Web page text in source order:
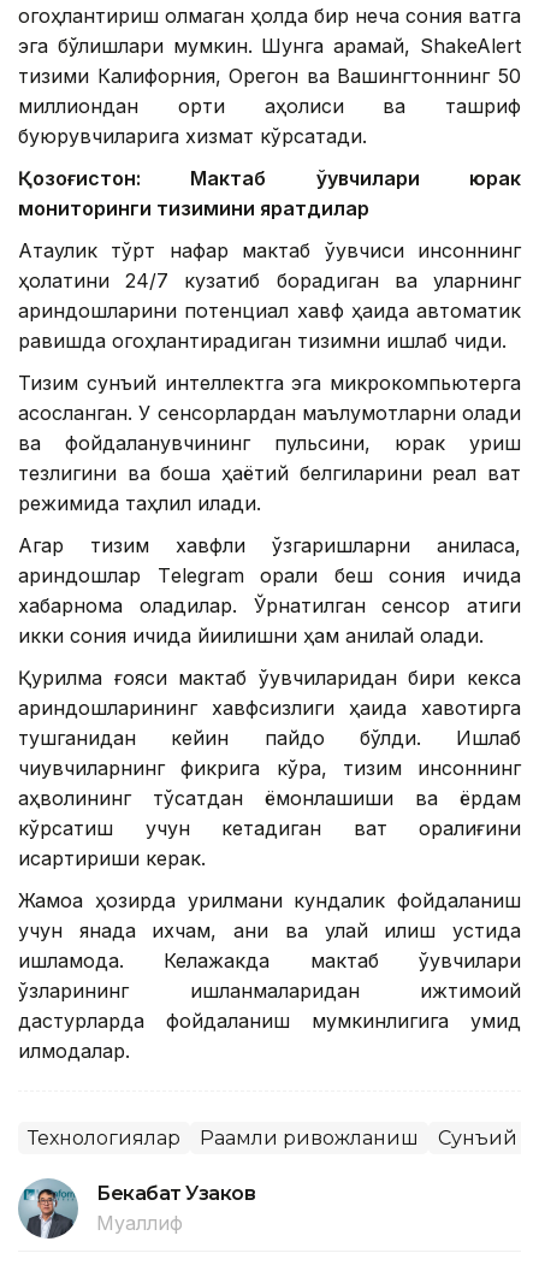
огоҳлантириш олмаган ҳолда бир неча сония вақтга
эга бўлишлари мумкин. Шунга қарамай, ShakeAlert
тизими Калифорния, Орегон ва Вашингтоннинг 50
миллиондан ортиқ аҳолиси ва ташриф
буюрувчиларига хизмат кўрсатади.
Қозоғистон: Мактаб ўқувчилари юрак
мониторинги тизимини яратдилар
Ақтаулик тўрт нафар мактаб ўқувчиси инсоннинг
ҳолатини 24/7 кузатиб борадиган ва уларнинг
қариндошларини потенциал хавф ҳақида автоматик
равишда огоҳлантирадиган тизимни ишлаб чиқди.
Тизим сунъий интеллектга эга микрокомпьютерга
асосланган. У сенсорлардан маълумотларни олади
ва фойдаланувчининг пульсини, юрак уриш
тезлигини ва бошқа ҳаётий белгиларини реал вақт
режимида таҳлил қилади.
Агар тизим хавфли ўзгаришларни аниқласа,
қариндошлар Тelegram орқали беш сония ичида
хабарнома оладилар. Ўрнатилган сенсор атиги
икки сония ичида йиқилишни ҳам аниқлай олади.
Қурилма ғояси мактаб ўқувчиларидан бири кекса
қариндошларининг хавфсизлиги ҳақида хавотирга
тушганидан кейин пайдо бўлди. Ишлаб
чиқувчиларнинг фикрига кўра, тизим инсоннинг
аҳволининг тўсатдан ёмонлашиши ва ёрдам
кўрсатиш учун кетадиган вақт оралиғини
қисқартириши керак.
Жамоа ҳозирда қурилмани кундалик фойдаланиш
учун янада ихчам, аниқ ва қулай қилиш устида
ишламоқда. Келажакда мактаб ўқувчилари
ўзларининг ишланмаларидан ижтимоий
дастурларда фойдаланиш мумкинлигига умид
қилмоқдалар.
Технологиялар Рақамли ривожланиш Сунъий
Бекабат Узаков
Муаллиф